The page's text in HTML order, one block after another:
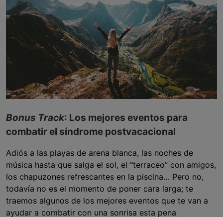
Bonus Track: Los mejores eventos para
combatir el síndrome postvacacional
Adiós a las playas de arena blanca, las noches de
música hasta que salga el sol, el “terraceo” con amigos,
los chapuzones refrescantes en la piscina… Pero no,
todavía no es el momento de poner cara larga; te
traemos algunos de los mejores eventos que te van a
ayudar a combatir con una sonrisa esta pena